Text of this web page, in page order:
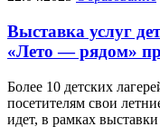
Выставка услуг
«Лето — рядом»
Более 10 детских
посетителям свои
идет, в рамках